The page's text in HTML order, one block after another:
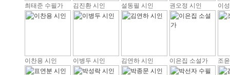
최태준 수필가 김진환 시인 설동필 시인 권오정 시인 이
이찬용 시인 이병두 시인 김연하 시인 이은집 소설가 조